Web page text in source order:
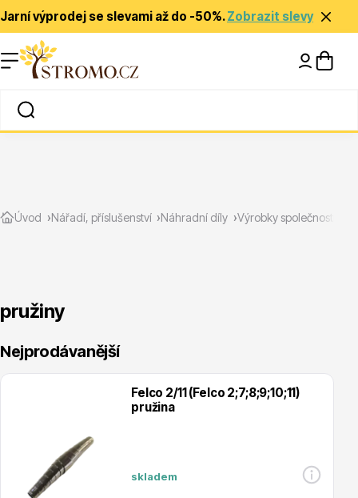
Jarní výprodej se slevami až do -50%.Zobrazit slevy
Rady a tipy
Vřesovištní rostliny
Úvod Nářadí, příslušenství Náhradní díly Výrobky společnosti
pružiny
Nejprodávanější
Felco 2/11 (Felco 2;7;8;9;10;11)
pružina
skladem